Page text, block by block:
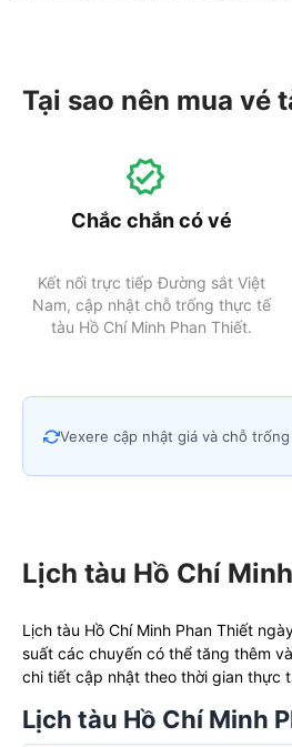
Tại sao nên mua vé
Chắc chắn có vé
Kết nối trực tiếp Đường sắt Việt
Nam, cập nhật chỗ trống thực tế
tàu Hồ Chí Minh Phan Thiết.
Vexere cập nhật giá và chỗ
Lịch tàu Hồ Chí
Lịch tàu Hồ Chí Minh Phan Thiết
suất các chuyến có thể tăng thêm
chi tiết cập nhật theo thời gian thực
Lịch tàu Hồ Chí Minh